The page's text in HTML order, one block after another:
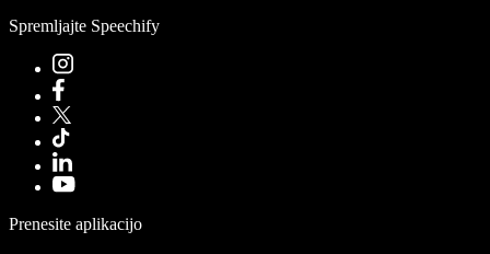
Spremljajte Speechify
Prenesite aplikacijo